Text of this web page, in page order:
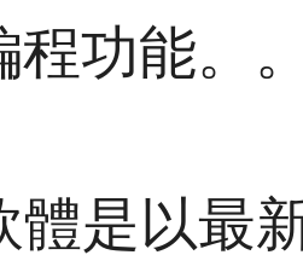
程功能。
體是以最